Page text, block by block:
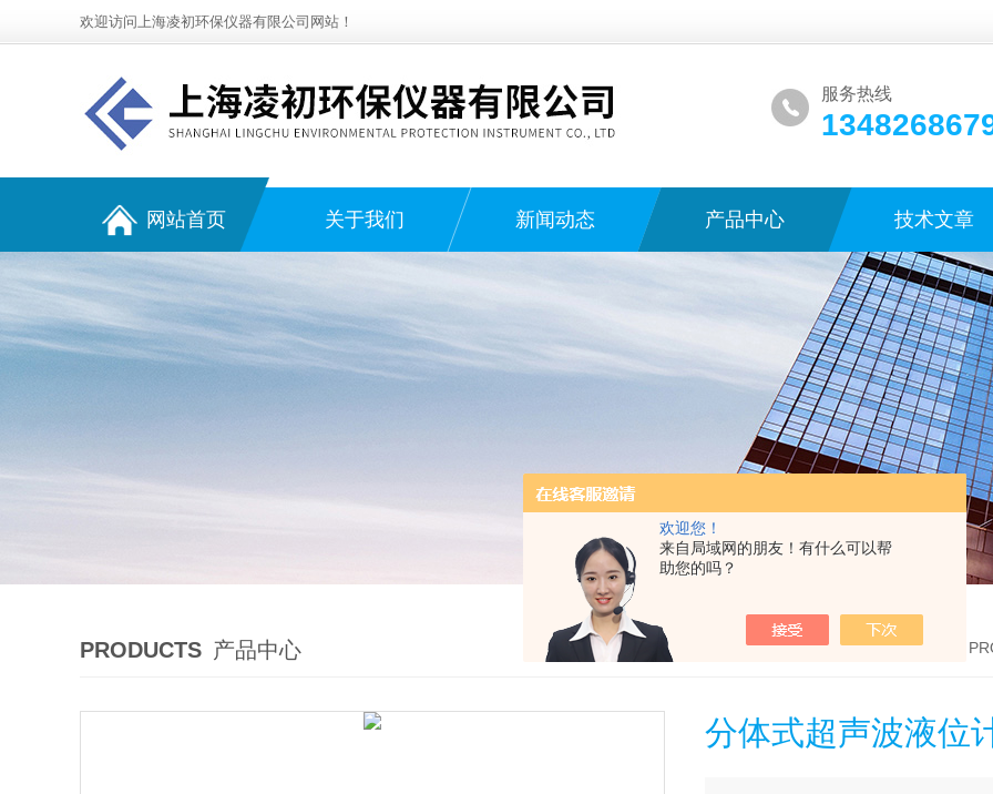
欢迎您！
来自局域网的朋友！有什么可以帮
助您的吗？
欢迎访问上海凌初环保仪器有限公司网站！
服务热线
网站首页 关于我们 新闻动态 产品中心 技术文章
PRODUCTS 产品中心 首页 产品中心 英国GreenPrima >超声波液位计 >
分体式超声波液位